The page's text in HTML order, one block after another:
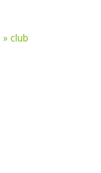
» club